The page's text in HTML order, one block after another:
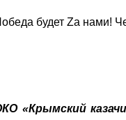
будет Zа нами!
«Крымский